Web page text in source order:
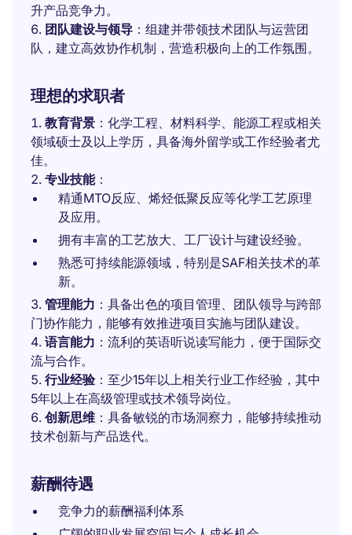
升产品竞争力。
团队建设与领导 ：组建并带领技术团队与运营团
队，建立高效协作机制，营造积极向上的工作氛围。
理想的求职者
教育背景 ：化学工程、材料科学、能源工程或相关
领域硕士及以上学历，具备海外留学或工作经验者尤
佳。
专业技能：
精通MTO反应、烯烃低聚反应等化学工艺原理
及应用。
拥有丰富的工艺放大、工厂设计与建设经验。
熟悉可持续能源领域，特别是SAF相关技术的革
新。
管理能力 ：具备出色的项目管理、团队领导与跨部
门协作能力，能够有效推进项目实施与团队建设。
语言能力 ：流利的英语听说读写能力，便于国际交
流与合作。
行业经验：至少15年以上相关行业工作经验，其中
5年以上在高级管理或技术领导岗位。
创新思维 ：具备敏锐的市场洞察力，能够持续推动
技术创新与产品迭代。
薪酬待遇
竞争力的薪酬福利体系